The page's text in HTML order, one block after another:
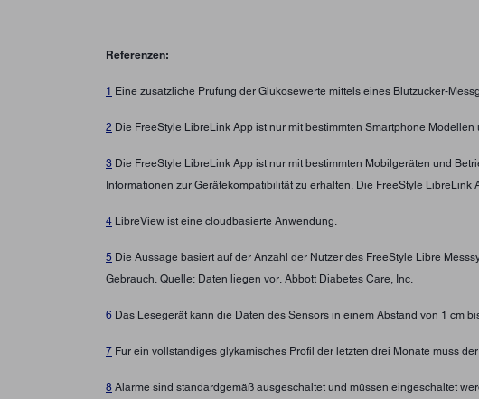
Referenzen:
1 Eine zusätzliche Prüfung der Glukosewerte mittels eines Blutzucker-
2 Die FreeStyle LibreLink App ist nur mit bestimmten Smartphone
3 Die FreeStyle LibreLink App ist nur mit bestimmten Mobilgeräten und
Informationen zur Gerätekompatibilität zu erhalten. Die FreeStyle
4 LibreView ist eine cloudbasierte Anwendung.
5 Die Aussage basiert auf der Anzahl der Nutzer des FreeStyle Libre
Gebrauch. Quelle: Daten liegen vor. Abbott Diabetes Care, Inc.
6 Das Lesegerät kann die Daten des Sensors in einem Abstand von 1 cm
7 Für ein vollständiges glykämisches Profil der letzten drei Monate muss
8 Alarme sind standardgemäß ausgeschaltet und müssen eingeschaltet